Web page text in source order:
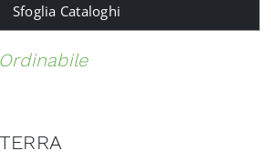
Sfoglia Cataloghi
Ordinabile